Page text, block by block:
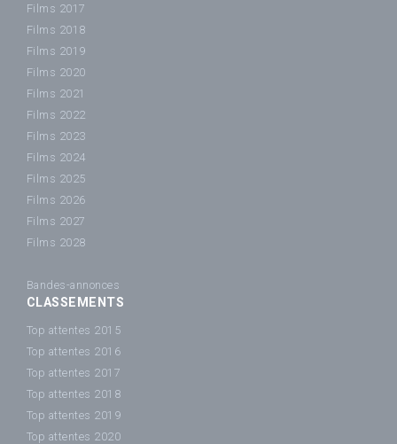
Films 2017
Films 2018
Films 2019
Films 2020
Films 2021
Films 2022
Films 2023
Films 2024
Films 2025
Films 2026
Films 2027
Films 2028
Bandes-annonces
CLASSEMENTS
Top attentes 2015
Top attentes 2016
Top attentes 2017
Top attentes 2018
Top attentes 2019
Top attentes 2020